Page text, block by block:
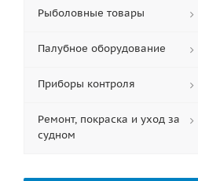
Рыболовные товары
Палубное оборудование
Приборы контроля
Ремонт, покраска и уход за
судном